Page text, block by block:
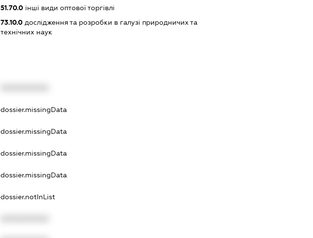
51.70.0 інші види оптової торгівлі
73.10.0 дослідження та розробки в галузі природничих та
технічних наук
dossier.missingData
dossier.missingData
dossier.missingData
dossier.missingData
dossier.notInList